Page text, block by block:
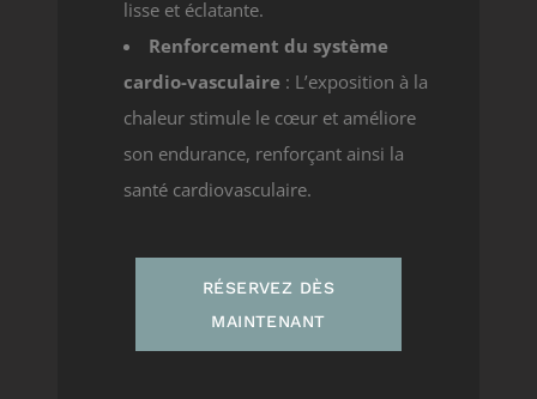
lisse et éclatante.
Renforcement du système
cardio-vasculaire : L’exposition à la
chaleur stimule le cœur et améliore
son endurance, renforçant ainsi la
santé cardiovasculaire.
RÉSERVEZ DÈS
MAINTENANT